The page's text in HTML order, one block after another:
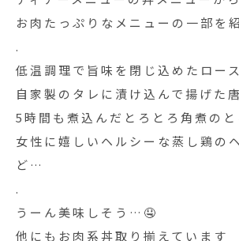
お肉たっぷりなメニューの一部を
.
低温調理で旨味を閉じ込めたロー
自家製のタレに漬け込んで揚げた
5時間も煮込んだとろとろ角煮のと
女性に嬉しいヘルシーな蒸し鶏の
ど…
.
うーん美味しそう…🤤
他にもお肉系丼取り揃えています